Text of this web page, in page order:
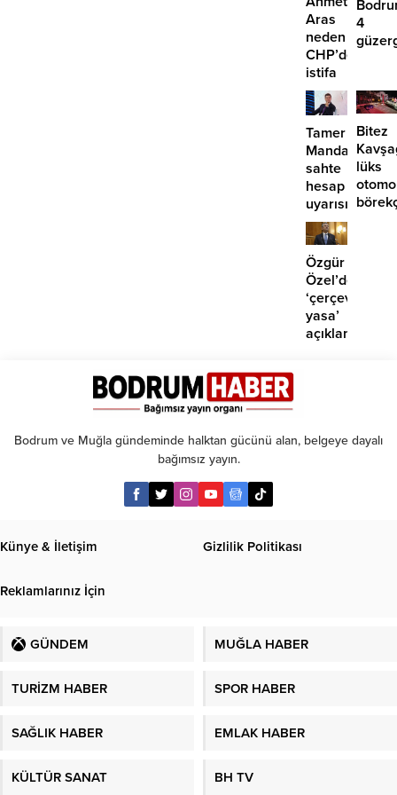
Aras
neden
CHP’den
istifa
etmiyor?
4
Tamer
sahte
hesap
uyarısı
Bitez
lüks
Özgür
Özel’den
‘çerçeve
yasa’
açıklaması:
Bodrum ve Muğla gündeminde halktan gücünü alan, belgeye dayalı
bağımsız yayın.
Künye & İletişim Gizlilik Politikası
Reklamlarınız İçin
GÜNDEM MUĞLA HABER
TURİZM HABER SPOR HABER
SAĞLIK HABER EMLAK HABER
KÜLTÜR SANAT BH TV